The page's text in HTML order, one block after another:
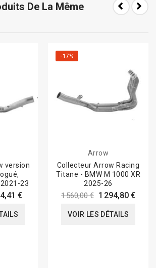
De La Même
version
23
€
-17%
Arrow
Collecteur Arrow Racing
Titane - BMW M 1000 XR
2025-26
1 560,00 € 1 294,80 €
VOIR LES DÉTAILS